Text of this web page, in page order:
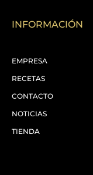
INFORMACIÓN
EMPRESA
RECETAS
CONTACTO
NOTICIAS
TIENDA